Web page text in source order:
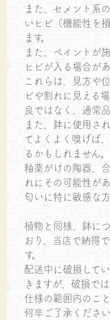
また、セメント系
いヒビ（機能性を
ます。
また、ペイントが
ヒビが入る場合があ
これらは、見方や
ビや割れに見える
良ではなく、通常
また、鉢に使用さ
てよくよく嗅げば
るかもしれません。
釉薬がけの陶器、
れにその可能性があ
匂いに特に敏感な
植物と同様、鉢に
おり、当店で納得
す。
配送中に破損して
きますが、破損で
仕様の範囲内のこ
何卒ご了承ください